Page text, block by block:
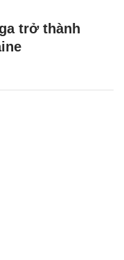
trở thành